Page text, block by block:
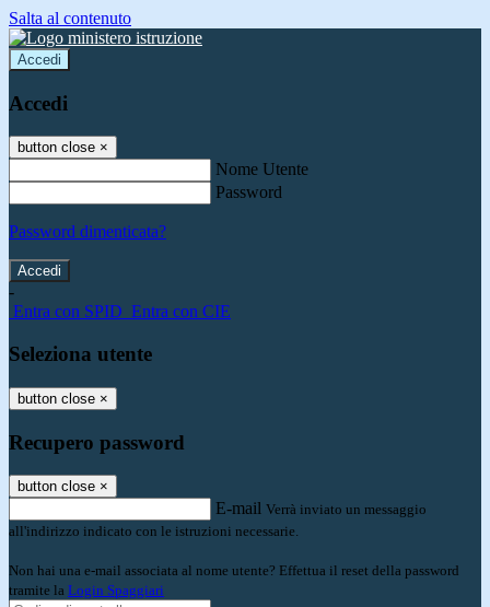
Salta al contenuto
Accedi
Accedi
button close ×
Nome Utente
Password
Password dimenticata?
-
Entra con SPID Entra con CIE
Seleziona utente
button close ×
Recupero password
button close ×
E-mail Verrà inviato un messaggio
all'indirizzo indicato con le istruzioni necessarie.
Non hai una e-mail associata al nome utente? Effettua il reset della password
tramite la Login Spaggiari